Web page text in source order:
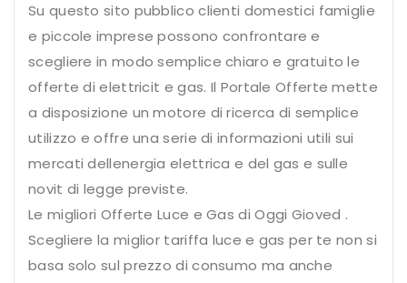
Su questo sito pubblico clienti domestici famiglie
e piccole imprese possono confrontare e
scegliere in modo semplice chiaro e gratuito le
offerte di elettricit e gas. Il Portale Offerte mette
a disposizione un motore di ricerca di semplice
utilizzo e offre una serie di informazioni utili sui
mercati dellenergia elettrica e del gas e sulle
novit di legge previste.
Le migliori Offerte Luce e Gas di Oggi Gioved .
Scegliere la miglior tariffa luce e gas per te non si
basa solo sul prezzo di consumo ma anche